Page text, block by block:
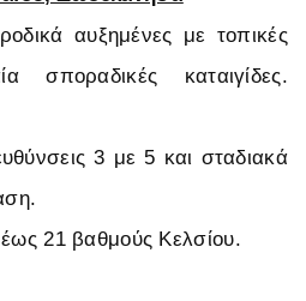
αυξημένες με τοπικές
σποραδικές καταιγίδες.
3 με 5 και σταδιακά
21 βαθμούς Κελσίου.